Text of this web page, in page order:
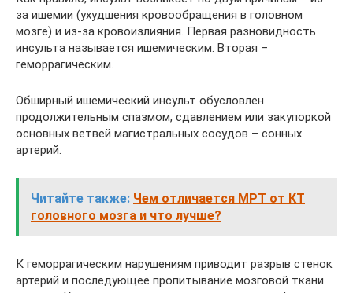
за ишемии (ухудшения кровообращения в головном
мозге) и из-за кровоизлияния. Первая разновидность
инсульта называется ишемическим. Вторая –
геморрагическим.
Обширный ишемический инсульт обусловлен
продолжительным спазмом, сдавлением или закупоркой
основных ветвей магистральных сосудов – сонных
артерий.
Читайте также: Чем отличается МРТ от КТ
головного мозга и что лучше?
К геморрагическим нарушениям приводит разрыв стенок
артерий и последующее пропитывание мозговой ткани